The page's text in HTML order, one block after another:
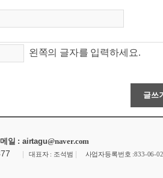
왼쪽의 글자를 입력하세요.
일 : airtagu@naver.com
| 대표자 : 조석범 | 사업자등록번호 :833-06-